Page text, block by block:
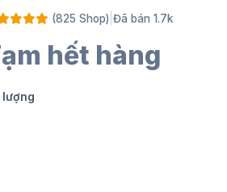
(825 Shop) Đã bán 1.7k
hết hàng
lượng